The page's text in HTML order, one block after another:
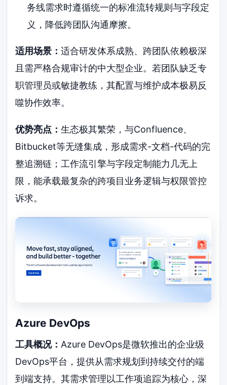
务线需求时遵循统一的标准流转规则与字段定
义，降低跨团队沟通摩擦。
适用场景：适合研发体系成熟、跨团队依赖极深
且需严格合规审计的中大型企业。若团队缺乏专
职管理员或敏捷教练，其配置与维护成本极易反
噬协作效率。
优势亮点：生态极其繁荣，与Confluence、
Bitbucket等无缝集成，形成需求-文档-代码的完
整追溯链；工作流引擎与字段定制能力几无上
限，能承载最复杂的跨项目业务逻辑与权限管控
诉求。
Azure DevOps
工具概况： Azure DevOps是微软推出的企业级
DevOps平台，提供从需求规划到持续交付的端
到端支持。其需求管理以工作项追踪为核心，深